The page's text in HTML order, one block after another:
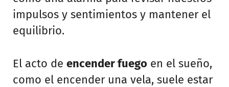
impulsos y sentimientos y mantener el
equilibrio.
El acto de encender fuego en el sueño,
como el encender una vela, suele estar